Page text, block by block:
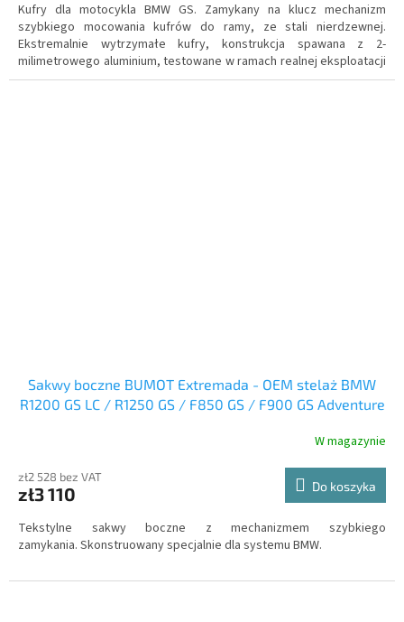
Kufry dla motocykla BMW GS. Zamykany na klucz mechanizm
szybkiego mocowania kufrów do ramy, ze stali nierdzewnej.
Ekstremalnie wytrzymałe kufry, konstrukcja spawana z 2-
milimetrowego aluminium, testowane w ramach realnej eksploatacji
pod kątem wodoszczelności. Możliwość rozbudowy o skrzynkę na
Sakwy boczne BUMOT Extremada - OEM stelaż BMW
R1200 GS LC / R1250 GS / F850 GS / F900 GS Adventure
W magazynie
zł2 528 bez VAT
zł3 110 Do koszyka
Tekstylne sakwy boczne z mechanizmem szybkiego
zamykania. Skonstruowany specjalnie dla systemu BMW.